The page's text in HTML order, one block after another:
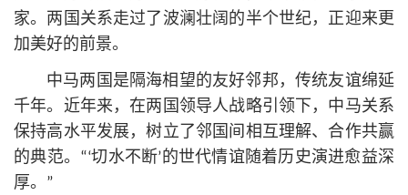
家。两国关系走过了波澜壮阔的半个世纪，正迎来更
加美好的前景。
中马两国是隔海相望的友好邻邦，传统友谊绵延
千年。近年来，在两国领导人战略引领下，中马关系
保持高水平发展，树立了邻国间相互理解、合作共赢
的典范。“‘切水不断’的世代情谊随着历史演进愈益深
厚。”